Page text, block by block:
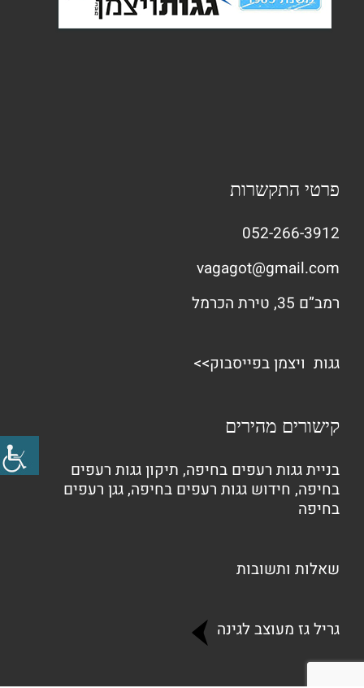
פרטי התקשרות
052-266-3912
vagagot@gmail.com
רמב”ם 35, טירת הכרמל
גגות ויצמן בפייסבוק>>
קישורים מהירים
בניית גגות רעפים בחיפה, תיקון גגות רעפים
בחיפה, חידוש גגות רעפים בחיפה,גגן רעפים
בחיפה
שאלות ותשובות
גריל גז מעוצב לגינה